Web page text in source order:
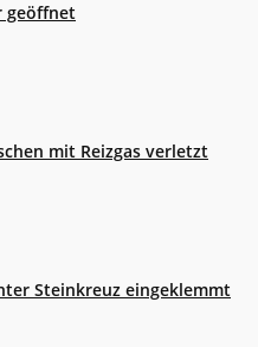
geöffnet
mit Reizgas verletzt
Steinkreuz eingeklemmt